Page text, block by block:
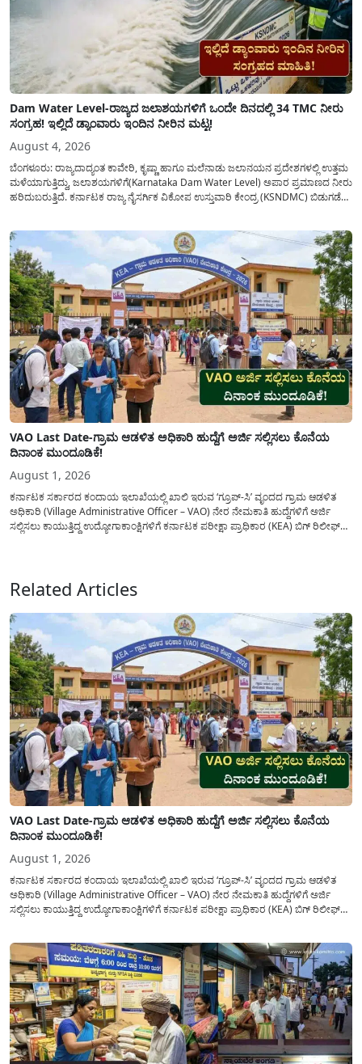
Dam Water Level-ರಾಜ್ಯದ ಜಲಾಶಯಗಳಿಗೆ ಒಂದೇ ದಿನದಲ್ಲಿ 34 TMC ನೀರು
ಸಂಗ್ರಹ! ಇಲ್ಲಿದೆ ಡ್ಯಾಂವಾರು ಇಂದಿನ ನೀರಿನ ಮಟ್ಟ!
August 4, 2026
ಬೆಂಗಳೂರು: ರಾಜ್ಯದಾದ್ಯಂತ ಕಾವೇರಿ, ಕೃಷ್ಣಾ ಹಾಗೂ ಮಲೆನಾಡು ಜಲಾನಯನ ಪ್ರದೇಶಗಳಲ್ಲಿ ಉತ್ತಮ
ಮಳೆಯಾಗುತ್ತಿದ್ದು, ಜಲಾಶಯಗಳಿಗೆ(Karnataka Dam Water Level) ಅಪಾರ ಪ್ರಮಾಣದ ನೀರು
ಹರಿದುಬರುತ್ತಿದೆ. ಕರ್ನಾಟಕ ರಾಜ್ಯ ನೈಸರ್ಗಿಕ ವಿಕೋಪ ಉಸ್ತುವಾರಿ ಕೇಂದ್ರ (KSNDMC) ಬಿಡುಗಡೆ
VAO Last Date-ಗ್ರಾಮ ಆಡಳಿತ ಅಧಿಕಾರಿ ಹುದ್ದೆಗೆ ಅರ್ಜಿ ಸಲ್ಲಿಸಲು ಕೊನೆಯ
ದಿನಾಂಕ ಮುಂದೂಡಿಕೆ!
August 1, 2026
ಕರ್ನಾಟಕ ಸರ್ಕಾರದ ಕಂದಾಯ ಇಲಾಖೆಯಲ್ಲಿ ಖಾಲಿ ಇರುವ ‘ಗ್ರೂಪ್-ಸಿ’ ವೃಂದದ ಗ್ರಾಮ ಆಡಳಿತ
ಅಧಿಕಾರಿ (Village Administrative Officer – VAO) ನೇರ ನೇಮಕಾತಿ ಹುದ್ದೆಗಳಿಗೆ ಅರ್ಜಿ
ಸಲ್ಲಿಸಲು ಕಾಯುತ್ತಿದ್ದ ಉದ್ಯೋಗಾಕಾಂಕ್ಷಿಗಳಿಗೆ ಕರ್ನಾಟಕ ಪರೀಕ್ಷಾ ಪ್ರಾಧಿಕಾರ (KEA) ಬಿಗ್ ರಿಲೀಫ್
Related Articles
VAO Last Date-ಗ್ರಾಮ ಆಡಳಿತ ಅಧಿಕಾರಿ ಹುದ್ದೆಗೆ ಅರ್ಜಿ ಸಲ್ಲಿಸಲು ಕೊನೆಯ
ದಿನಾಂಕ ಮುಂದೂಡಿಕೆ!
August 1, 2026
ಕರ್ನಾಟಕ ಸರ್ಕಾರದ ಕಂದಾಯ ಇಲಾಖೆಯಲ್ಲಿ ಖಾಲಿ ಇರುವ ‘ಗ್ರೂಪ್-ಸಿ’ ವೃಂದದ ಗ್ರಾಮ ಆಡಳಿತ
ಅಧಿಕಾರಿ (Village Administrative Officer – VAO) ನೇರ ನೇಮಕಾತಿ ಹುದ್ದೆಗಳಿಗೆ ಅರ್ಜಿ
ಸಲ್ಲಿಸಲು ಕಾಯುತ್ತಿದ್ದ ಉದ್ಯೋಗಾಕಾಂಕ್ಷಿಗಳಿಗೆ ಕರ್ನಾಟಕ ಪರೀಕ್ಷಾ ಪ್ರಾಧಿಕಾರ (KEA) ಬಿಗ್ ರಿಲೀಫ್